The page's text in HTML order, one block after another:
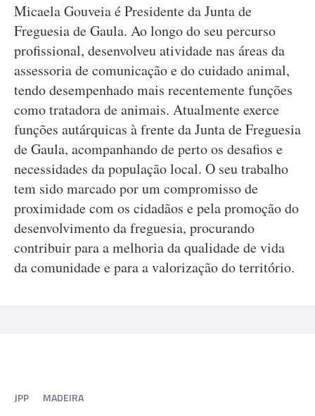
Micaela Gouveia é Presidente da Junta de
Freguesia de Gaula. Ao longo do seu percurso
profissional, desenvolveu atividade nas áreas da
assessoria de comunicação e do cuidado animal,
tendo desempenhado mais recentemente funções
como tratadora de animais. Atualmente exerce
funções autárquicas à frente da Junta de Freguesia
de Gaula, acompanhando de perto os desafios e
necessidades da população local. O seu trabalho
tem sido marcado por um compromisso de
proximidade com os cidadãos e pela promoção do
desenvolvimento da freguesia, procurando
contribuir para a melhoria da qualidade de vida
da comunidade e para a valorização do território.
JPP MADEIRA